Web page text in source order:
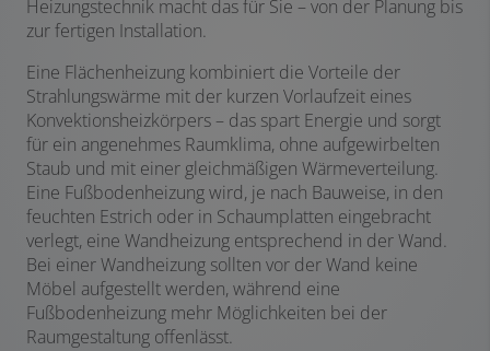
Heizungstechnik macht das für Sie – von der Planung bis
zur fertigen Installation.
Eine Flächenheizung kombiniert die Vorteile der
Strahlungswärme mit der kurzen Vorlaufzeit eines
Konvektionsheizkörpers – das spart Energie und sorgt
für ein angenehmes Raumklima, ohne aufgewirbelten
Staub und mit einer gleichmäßigen Wärmeverteilung.
Eine Fußbodenheizung wird, je nach Bauweise, in den
feuchten Estrich oder in Schaumplatten eingebracht
verlegt, eine Wandheizung entsprechend in der Wand.
Bei einer Wandheizung sollten vor der Wand keine
Möbel aufgestellt werden, während eine
Fußbodenheizung mehr Möglichkeiten bei der
Raumgestaltung offenlässt.